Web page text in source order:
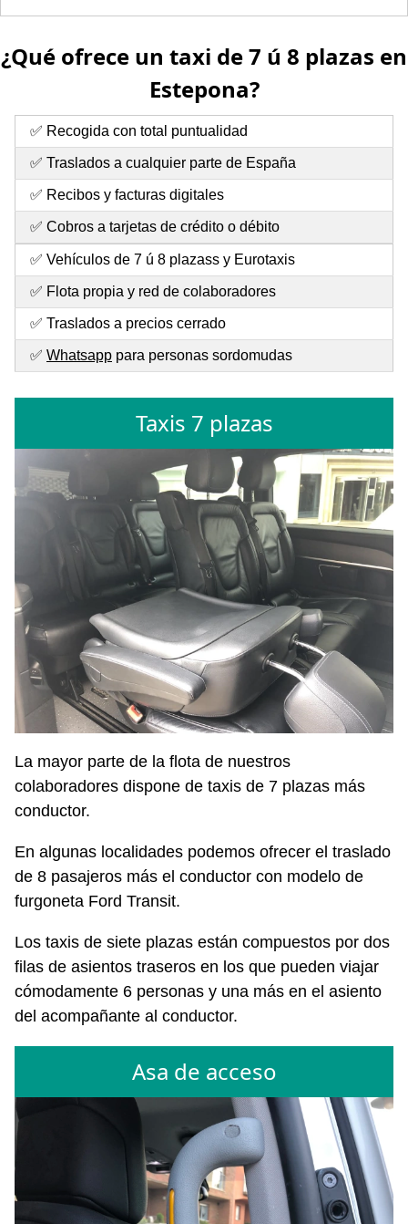
¿Qué ofrece un taxi de 7 ú 8 plazas en
Estepona?
✅ Recogida con total puntualidad
✅ Traslados a cualquier parte de España
✅ Recibos y facturas digitales
✅ Cobros a tarjetas de crédito o débito
✅ Vehículos de 7 ú 8 plazass y Eurotaxis
✅ Flota propia y red de colaboradores
✅ Traslados a precios cerrado
✅ Whatsapp para personas sordomudas
Taxis 7 plazas
La mayor parte de la flota de nuestros
colaboradores dispone de taxis de 7 plazas más
conductor.
En algunas localidades podemos ofrecer el traslado
de 8 pasajeros más el conductor con modelo de
furgoneta Ford Transit.
Los taxis de siete plazas están compuestos por dos
filas de asientos traseros en los que pueden viajar
cómodamente 6 personas y una más en el asiento
del acompañante al conductor.
Asa de acceso